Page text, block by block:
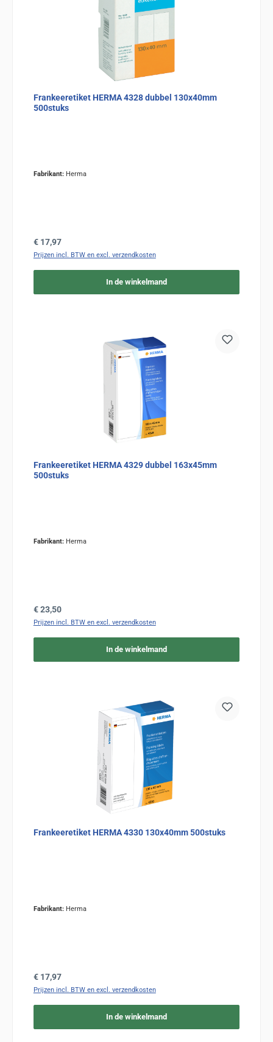
Frankeeretiket HERMA 4328 dubbel 130x40mm
500stuks
Fabrikant: Herma
Normale prijs:
€ 17,97
Prijzen incl. BTW en excl. verzendkosten
In de winkelmand
Frankeeretiket HERMA 4329 dubbel 163x45mm
500stuks
Fabrikant: Herma
Normale prijs:
€ 23,50
Prijzen incl. BTW en excl. verzendkosten
In de winkelmand
Frankeeretiket HERMA 4330 130x40mm 500stuks
Fabrikant: Herma
Normale prijs:
€ 17,97
Prijzen incl. BTW en excl. verzendkosten
In de winkelmand